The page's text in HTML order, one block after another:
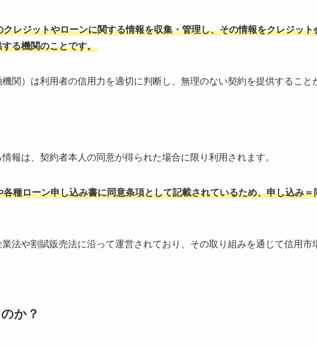
レジットやローンに関する情報を収集・管理し、その情報をクレジット
る機関のことです。
関）は利用者の信用力を適切に判断し、無理のない契約を提供すること
報は、契約者本人の同意が得られた場合に限り利用されます。
種ローン申し込み書に同意条項として記載されているため、申し込み＝
法や割賦販売法に沿って運営されており、その取り組みを通じて信用市
か？